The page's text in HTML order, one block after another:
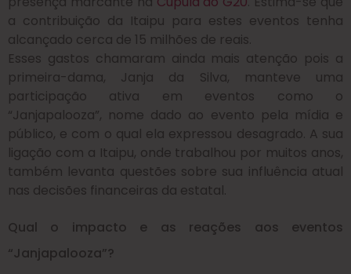
a contribuição da Itaipu para estes eventos tenha
alcançado cerca de 15 milhões de reais.
Esses gastos chamaram ainda mais atenção pois a
primeira-dama, Janja da Silva, manteve uma
participação ativa em eventos como o
“Janjapalooza”, nome dado ao evento pela mídia e
público, e com o qual ela expressou desagrado. A sua
ligação com a Itaipu, onde trabalhou por muitos anos,
também levanta questões sobre sua influência atual
nas decisões financeiras da estatal.
Qual o impacto e as reações aos eventos
“Janjapalooza”?